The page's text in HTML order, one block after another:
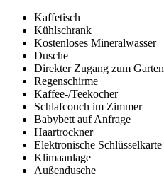
Kaffetisch
Kühlschrank
Kostenloses Mineralwasser
Dusche
Direkter Zugang zum Garten
Regenschirme
Kaffee-/Teekocher
Schlafcouch im Zimmer
Babybett auf Anfrage
Haartrockner
Elektronische Schlüsselkarte
Klimaanlage
Außendusche